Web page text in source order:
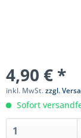
4,90 € *
inkl. MwSt.zzgl.
Sofort